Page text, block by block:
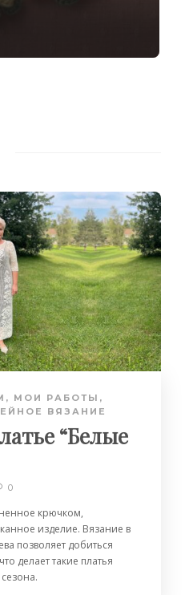
, МОИ РАБОТЫ ,
ВЯЗАНИЕ
“Белые
0
крючком,
изделие. Вязание в
позволяет добиться
делает такие платья